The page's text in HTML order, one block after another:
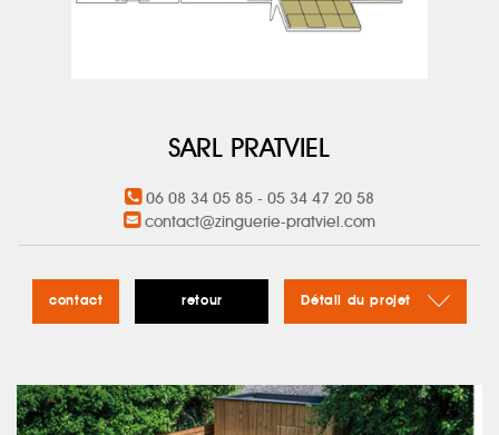
SARL PRATVIEL
06 08 34 05 85 - 05 34 47 20 58
contact@zinguerie-pratviel.com
contact retour Détail du projet